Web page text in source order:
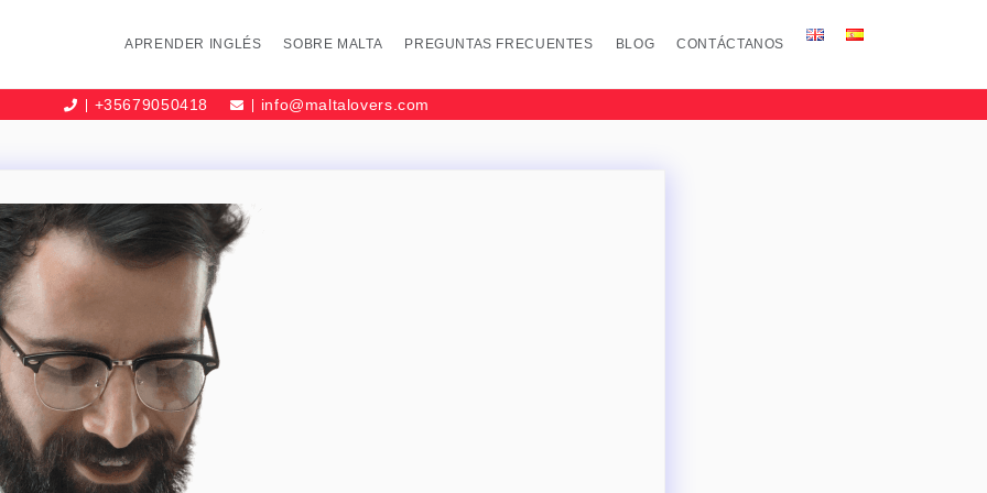
APRENDER INGLÉS SOBRE MALTA PREGUNTAS FRECUENTES BLOG CONTÁCTANOS
+35679050418 info@maltalovers.com